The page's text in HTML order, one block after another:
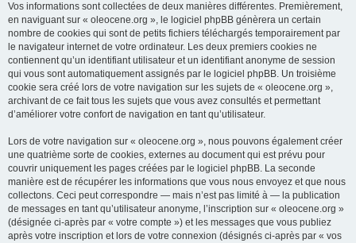
Vos informations sont collectées de deux manières différentes. Premièrement,
en naviguant sur « oleocene.org », le logiciel phpBB génèrera un certain
nombre de cookies qui sont de petits fichiers téléchargés temporairement par
le navigateur internet de votre ordinateur. Les deux premiers cookies ne
contiennent qu’un identifiant utilisateur et un identifiant anonyme de session
qui vous sont automatiquement assignés par le logiciel phpBB. Un troisième
cookie sera créé lors de votre navigation sur les sujets de « oleocene.org »,
archivant de ce fait tous les sujets que vous avez consultés et permettant
d’améliorer votre confort de navigation en tant qu’utilisateur.
Lors de votre navigation sur « oleocene.org », nous pouvons également créer
une quatrième sorte de cookies, externes au document qui est prévu pour
couvrir uniquement les pages créées par le logiciel phpBB. La seconde
manière est de récupérer les informations que vous nous envoyez et que nous
collectons. Ceci peut correspondre — mais n’est pas limité à — la publication
de messages en tant qu’utilisateur anonyme, l’inscription sur « oleocene.org »
(désignée ci-après par « votre compte ») et les messages que vous publiez
après votre inscription et lors de votre connexion (désignés ci-après par « vos